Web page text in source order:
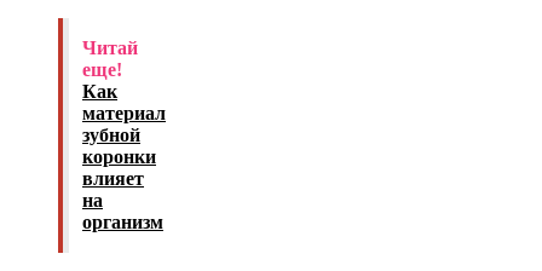
Читай
еще!
Как
материал
зубной
коронки
влияет
на
организм